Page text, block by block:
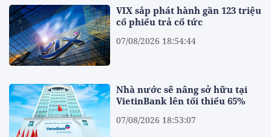
VIX sắp phát hành gần 123 triệu
cổ phiếu trả cổ tức
07/08/2026 18:54:44
Nhà nước sẽ nâng sở hữu tại
VietinBank lên tối thiểu 65%
07/08/2026 18:53:07